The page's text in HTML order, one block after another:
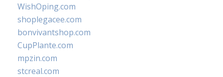
WishOping.com
shoplegacee.com
bonvivantshop.com
CupPlante.com
mpzin.com
stcreal.com